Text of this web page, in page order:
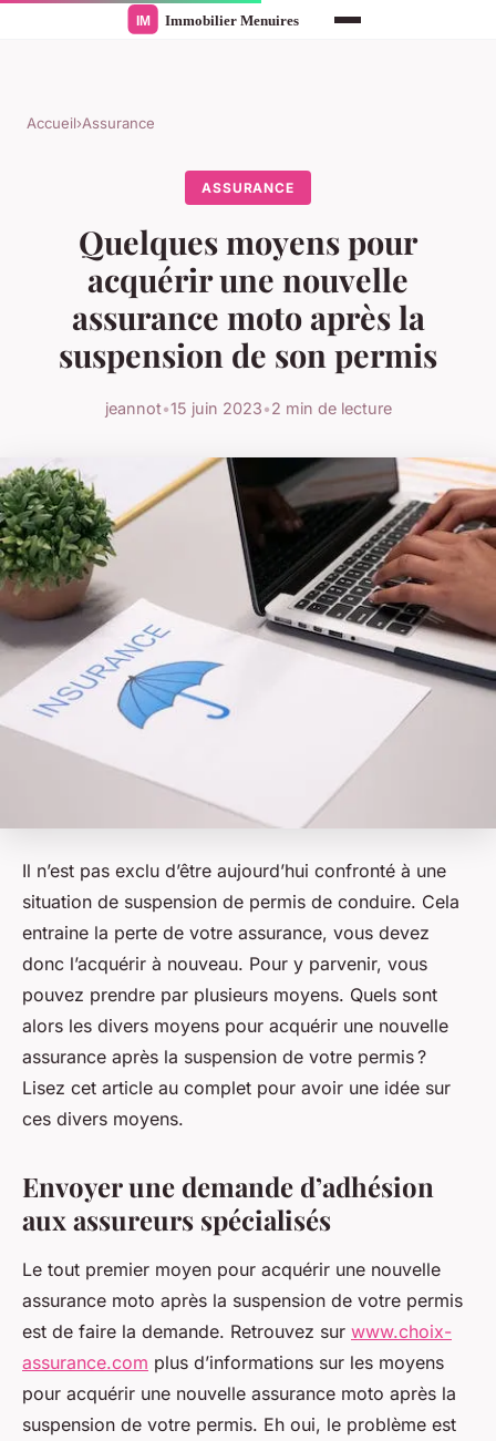
Accueil›Assurance
ASSURANCE
Quelques moyens pour
acquérir une nouvelle
assurance moto après la
suspension de son permis
jeannot•15 juin 2023•2 min de lecture
Il n’est pas exclu d’être aujourd’hui confronté à une
situation de suspension de permis de conduire. Cela
entraine la perte de votre assurance, vous devez
donc l’acquérir à nouveau. Pour y parvenir, vous
pouvez prendre par plusieurs moyens. Quels sont
alors les divers moyens pour acquérir une nouvelle
assurance après la suspension de votre permis ?
Lisez cet article au complet pour avoir une idée sur
ces divers moyens.
Envoyer une demande d’adhésion
aux assureurs spécialisés
Le tout premier moyen pour acquérir une nouvelle
assurance moto après la suspension de votre permis
est de faire la demande. Retrouvez sur www.choix-
assurance.com plus d’informations sur les moyens
pour acquérir une nouvelle assurance moto après la
suspension de votre permis. Eh oui, le problème est